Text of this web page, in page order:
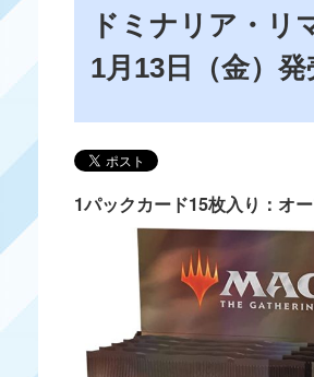
ドミナリア・リ
1月13日（金）発
1パックカード15枚入り：オ